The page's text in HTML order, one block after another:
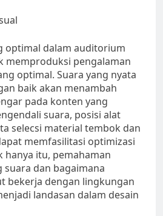
optimal dalam auditorium
memproduksi pengalaman
optimal. Suara yang nyata
baik akan menambah
pada konten yang
suara, posisi alat
selecsi material tembok dan
memfasilitasi optimizasi
hanya itu, pemahaman
dan bagaimana
bekerja dengan lingkungan
landasan dalam desain